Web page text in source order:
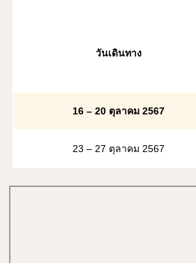
วันเดินทาง
16 – 20 ตุลาคม 2567
23 – 27 ตุลาคม 2567